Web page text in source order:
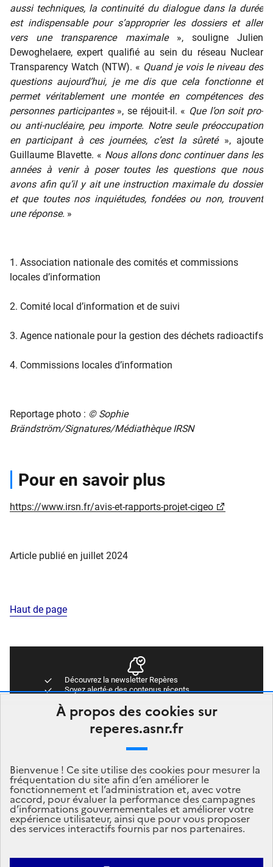
À propos des cookies sur
reperes.asnr.fr
Bienvenue ! Ce site utilise des cookies pour mesurer la
fréquentation du site afin d’en améliorer le
fonctionnement et l’administration et, avec votre
accord, pour évaluer la performance des campagnes
d’informations gouvernementales et améliorer votre
expérience utilisateur, ainsi que pour vous proposer
des services interactifs fournis par nos partenaires.
aussi techniques, la continuité du dialogue dans la durée
est indispensable pour s’approprier les dossiers et aller
vers une transparence maximale», souligne Julien
Dewoghelaere, expert qualifié au sein du réseau Nuclear
Transparency Watch (NTW). « Quand je vois le niveau des
questions aujourd’hui, je me dis que cela fonctionne et
permet véritablement une montée en compétences des
personnes participantes», se réjouit-il. « Que l’on soit pro-
ou anti-nucléaire, peu importe. Notre seule préoccupation
en participant à ces journées, c’est la sûreté», ajoute
Guillaume Blavette. « Nous allons donc continuer dans les
années à venir à poser toutes les questions que nous
avons afin qu’il y ait une instruction maximale du dossier
et que toutes nos inquiétudes, fondées ou non, trouvent
une réponse. »
1. Association nationale des comités et commissions
locales d’information
2. Comité local d’information et de suivi
3. Agence nationale pour la gestion des déchets radioactifs
4. Commissions locales d’information
Reportage photo : © Sophie
Brändström/Signatures/Médiathèque IRSN
Pour en savoir plus
https://www.irsn.fr/avis-et-rapports-projet-cigeo
Article publié en juillet 2024
Haut de page
Découvrez la newsletter Repères
Soyez alerté·e des contenus récents
Newsletter Repères
Abonnez-vous